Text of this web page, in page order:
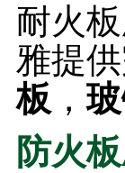
耐火
雅提
板 ，
防火